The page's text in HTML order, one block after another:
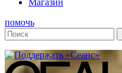
Магазин
помочь